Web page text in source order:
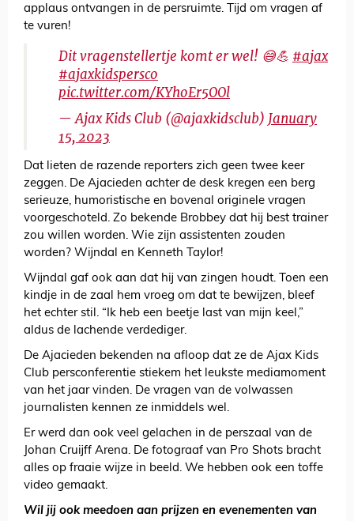
applaus ontvangen in de persruimte. Tijd om vragen af
te vuren!
Dit vragenstellertje komt er wel! 😅💪 #ajax
#ajaxkidspersco
pic.twitter.com/KYhoEr5OOl
— Ajax Kids Club (@ajaxkidsclub) January
15, 2023
Dat lieten de razende reporters zich geen twee keer
zeggen. De Ajacieden achter de desk kregen een berg
serieuze, humoristische en bovenal originele vragen
voorgeschoteld. Zo bekende Brobbey dat hij best trainer
zou willen worden. Wie zijn assistenten zouden
worden? Wijndal en Kenneth Taylor!
Wijndal gaf ook aan dat hij van zingen houdt. Toen een
kindje in de zaal hem vroeg om dat te bewijzen, bleef
het echter stil. “Ik heb een beetje last van mijn keel,”
aldus de lachende verdediger.
De Ajacieden bekenden na afloop dat ze de Ajax Kids
Club persconferentie stiekem het leukste mediamoment
van het jaar vinden. De vragen van de volwassen
journalisten kennen ze inmiddels wel.
Er werd dan ook veel gelachen in de perszaal van de
Johan Cruijff Arena. De fotograaf van Pro Shots bracht
alles op fraaie wijze in beeld. We hebben ook een toffe
video gemaakt.
Wil jij ook meedoen aan prijzen en evenementen van